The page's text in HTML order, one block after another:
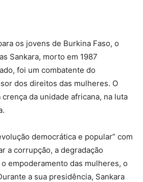
os jovens de Burkina Faso, o
Sankara, morto em 1987
foi um combatente do
dos direitos das mulheres. O
da unidade africana, na luta
democrática e popular” com
a corrupção, a degradação
empoderamento das mulheres, o
a sua presidência, Sankara